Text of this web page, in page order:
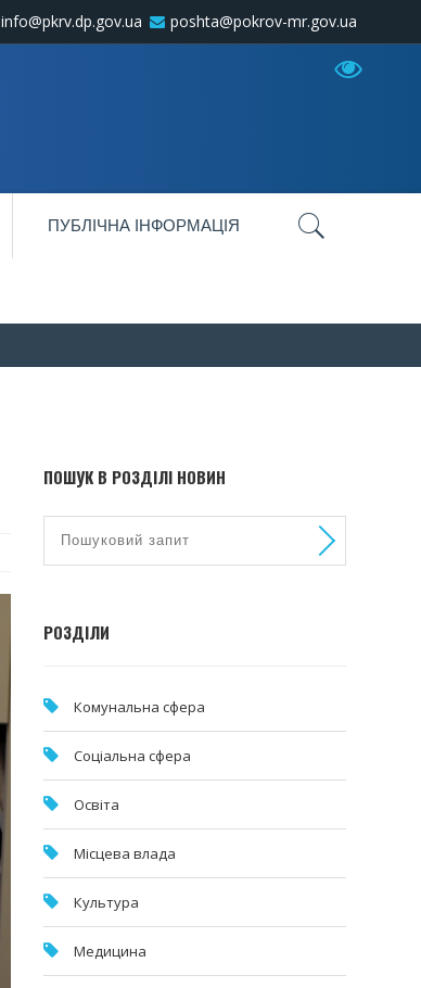
info@pkrv.dp.gov.ua poshta@pokrov-mr.gov.ua
ПУБЛІЧНА ІНФОРМАЦІЯ
ПОШУК В РОЗДІЛІ НОВИН
РОЗДІЛИ
Комунальна cфера
Соціальна сфера
Освіта
Місцева влада
Культура
Медицина